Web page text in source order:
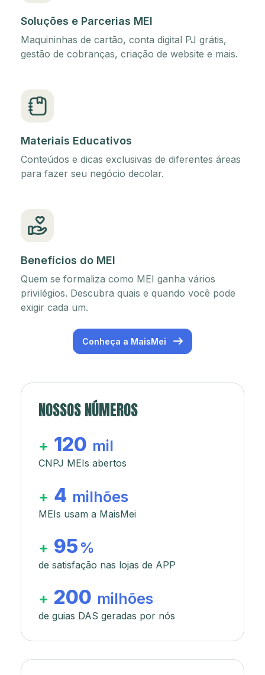
Soluções e Parcerias MEI
Maquininhas de cartão, conta digital PJ grátis,
gestão de cobranças, criação de website e mais.
Materiais Educativos
Conteúdos e dicas exclusivas de diferentes áreas
para fazer seu negócio decolar.
Benefícios do MEI
Quem se formaliza como MEI ganha vários
privilégios. Descubra quais e quando você pode
exigir cada um.
Conheça a MaisMei
NOSSOS NÚMEROS
+ 120 mil
CNPJ MEIs abertos
+ 4 milhões
MEIs usam a MaisMei
+ 95 %
de satisfação nas lojas de APP
+ 200 milhões
de guias DAS geradas por nós